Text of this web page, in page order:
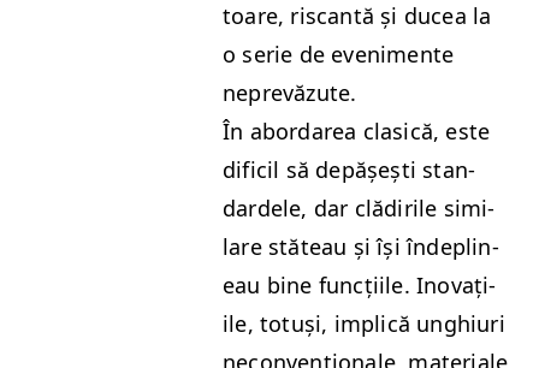
toare, riscantă și ducea la
o serie de eveni­mente
neprevăzute.
În abor­darea cla­sică, este
difi­cil să depășești stan­
dard­ele, dar clădirile sim­i­
lare stăteau și își îndeplin­
eau bine funcți­ile. Ino­vați­
ile, totuși, implică unghi­uri
necon­venționale, mate­ri­ale